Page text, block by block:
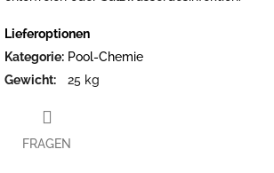
Lieferoptionen
Kategorie: Pool-Chemie
Gewicht: 25 kg
FRAGEN